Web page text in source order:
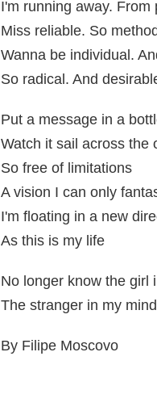
I'm running away. From
Miss reliable. So
Wanna be individual.
So radical. And
Put a message in a
Watch it sail across the
So free of limitations
A vision I can only
I'm floating in a new
As this is my life
No longer know the girl
The stranger in my mind
By Filipe Moscovo